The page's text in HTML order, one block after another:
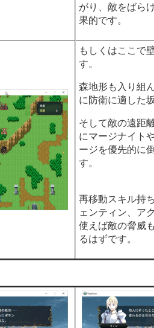
がり、敵をばら
果的です。
もしくはここで
す。
森地形も入り組
に防衛に適した
そして敵の遠距
にマージナイト
ージを優先的に
す。
再移動スキル持
ェンティン、ア
使えば敵の脅威
るはずです。